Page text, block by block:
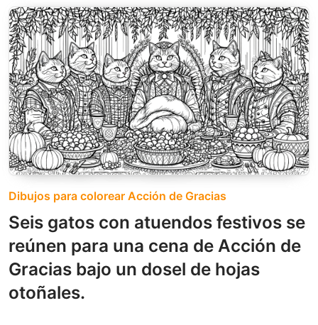
Dibujos para colorear Acción de Gracias
Seis gatos con atuendos festivos se
reúnen para una cena de Acción de
Gracias bajo un dosel de hojas
otoñales.